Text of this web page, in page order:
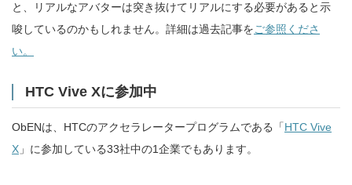
と、リアルなアバターは突き抜けてリアルにする必要があると示
唆しているのかもしれません。詳細は過去記事をご参照くださ
い。
HTC Vive Xに参加中
ObENは、HTCのアクセラレータープログラムである「HTC Vive
X 」に参加している33社中の1企業でもあります。